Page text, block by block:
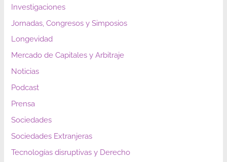
Investigaciones
Jornadas, Congresos y Simposios
Longevidad
Mercado de Capitales y Arbitraje
Noticias
Podcast
Prensa
Sociedades
Sociedades Extranjeras
Tecnologías disruptivas y Derecho